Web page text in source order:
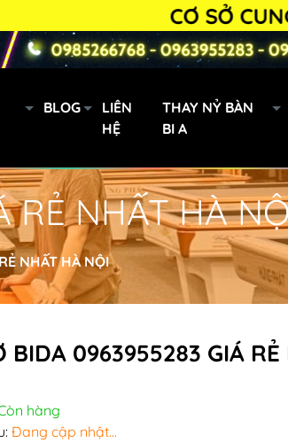
CƠ SỞ CUNG
Bàn Bi-a 9019 lướt
BLOG
LIÊN
HỆ
THAY NỶ BÀN
BI A
RẺ NHẤT HÀ
NHẤT HÀ NỘI
BIDA 0963955283 GIÁ
hàng
Đang cập nhật...